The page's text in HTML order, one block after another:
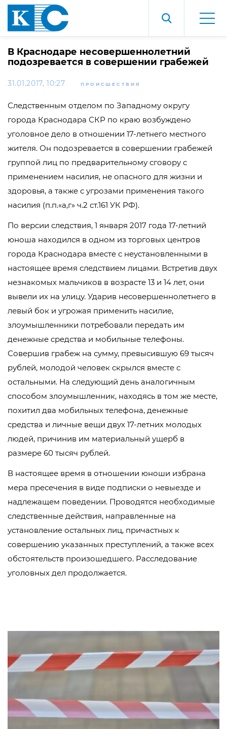
В Краснодаре несовершеннолетний
подозревается в совершении грабежей
31.01.2017, 10:27 ПРОИСШЕСТВИЯ
Следственным отделом по Западному округу
города Краснодара СКР по краю возбуждено
уголовное дело в отношении 17-летнего местного
жителя. Он подозревается в совершении грабежей
группой лиц по предварительному сговору с
применением насилия, не опасного для жизни и
здоровья, а также с угрозами применения такого
насилия (п.п.«а,г» ч.2 ст.161 УК РФ).
По версии следствия, 1 января 2017 года 17-летний
юноша находился в одном из торговых центров
города Краснодара вместе с неустановленными в
настоящее время следствием лицами. Встретив двух
незнакомых мальчиков в возрасте 13 и 14 лет, они
вывели их на улицу. Ударив несовершеннолетнего в
левый бок и угрожая применить насилие,
злоумышленники потребовали передать им
денежные средства и мобильные телефоны.
Совершив грабеж на сумму, превысившую 69 тысяч
рублей, молодой человек скрылся вместе с
остальными. На следующий день аналогичным
способом злоумышленник, находясь в том же месте,
похитил два мобильных телефона, денежные
средства и личные вещи двух 17-летних молодых
людей, причинив им материальный ущерб в
размере 60 тысяч рублей.
В настоящее время в отношении юноши избрана
мера пресечения в виде подписки о невыезде и
надлежащем поведении. Проводятся необходимые
следственные действия, направленные на
установление остальных лиц, причастных к
совершению указанных преступлений, а также всех
обстоятельств произошедшего. Расследование
уголовных дел продолжается.